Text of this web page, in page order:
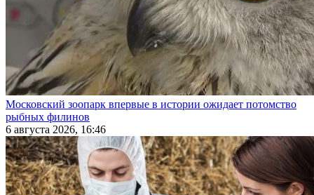
Московский зоопарк впервые в истории ожидает потомство
рыбных филинов
6 августа 2026, 16:46